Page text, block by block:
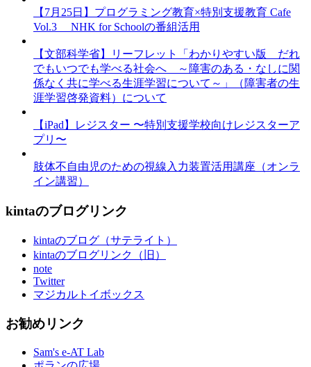
【7月25日】プログラミング教育×特別支援教育 Cafe
Vol.3 NHK for Schoolの番組活用
【文部科学省】リーフレット「わかりやすい版 だれ
でもいつでも学べる社会へ ～障害のある・なしに関
係なく共に学べる生涯学習について～」（障害者の生
涯学習啓発資料）について
【iPad】レジスター 〜特別支援学校向けレジスターア
プリ〜
肢体不自由児のための視線入力装置活用講座（オンラ
イン講習）
kintaのブログリンク
kintaのブログ（サテライト）
kintaのブログリンク（旧）
note
Twitter
マジカルトイボックス
お勧めリンク
Sam's e-AT Lab